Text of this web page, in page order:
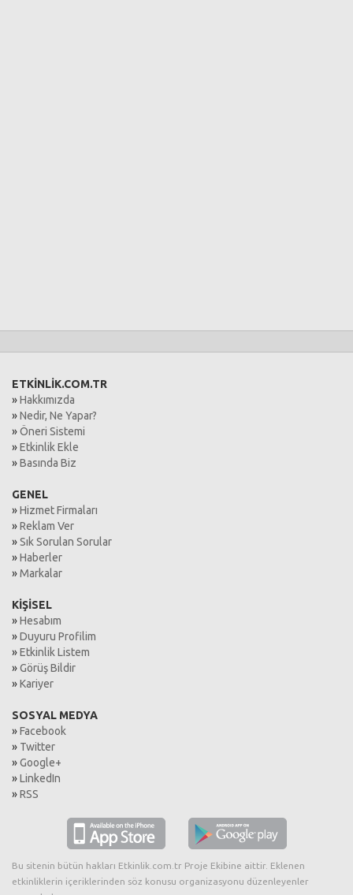
ETKİNLİK.COM.TR
»Hakkımızda
»Nedir, Ne Yapar?
»Öneri Sistemi
»Etkinlik Ekle
»Basında Biz
GENEL
»Hizmet Firmaları
»Reklam Ver
»Sık Sorulan Sorular
»Haberler
»Markalar
KİŞİSEL
»Hesabım
»Duyuru Profilim
»Etkinlik Listem
»Görüş Bildir
»Kariyer
SOSYAL MEDYA
»Facebook
» Twitter
»Google+
»LinkedIn
»RSS
Bu sitenin bütün hakları Etkinlik.com.tr Proje Ekibine aittir. Eklenen
etkinliklerin içeriklerinden söz konusu organizasyonu düzenleyenler